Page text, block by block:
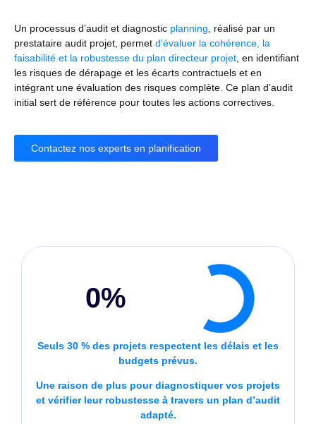
Un processus d’audit et diagnostic planning , réalisé par un
prestataire audit projet, permet d’évaluer la cohérence, la
faisabilité et la robustesse du plan directeur projet , en identifiant
les risques de dérapage et les écarts contractuels et en
intégrant une évaluation des risques complète. Ce plan d’audit
initial sert de référence pour toutes les actions correctives.
Contactez nos experts en planification
0%
Seuls 30 % des projets respectent les délais et les
budgets prévus.
Une raison de plus pour diagnostiquer vos projets
et vérifier leur robustesse à travers un plan d’audit
adapté.